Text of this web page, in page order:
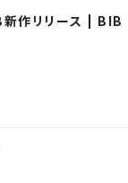
作リリース | BIB